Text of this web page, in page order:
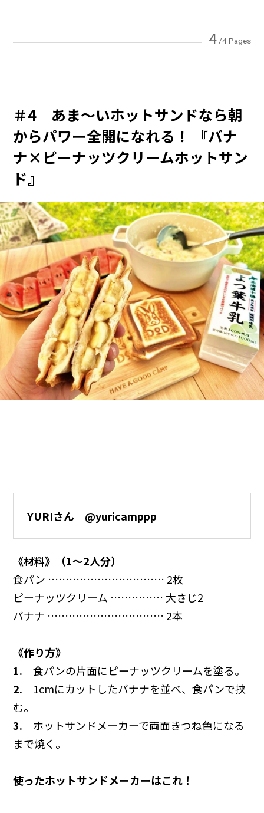
4/4 Pages
＃4 あま～いホットサンドなら朝
からパワー全開になれる！ 『バナ
ナ×ピーナッツクリームホットサン
ド』
YURIさん @yuricamppp
《材料》（1～2人分）
食パン …………………………… 2枚
ピーナッツクリーム …………… 大さじ2
バナナ …………………………… 2本
《作り方》
1. 食パンの片面にピーナッツクリームを塗る。
2. 1cmにカットしたバナナを並べ、食パンで挟
む。
3. ホットサンドメーカーで両面きつね色になる
まで焼く。
使ったホットサンドメーカーはこれ！